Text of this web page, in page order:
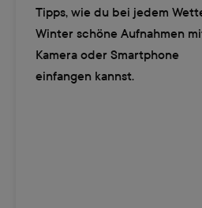
Tipps, wie du bei jedem
Winter schöne Aufnahmen
Kamera oder Smartphone
einfangen kannst.